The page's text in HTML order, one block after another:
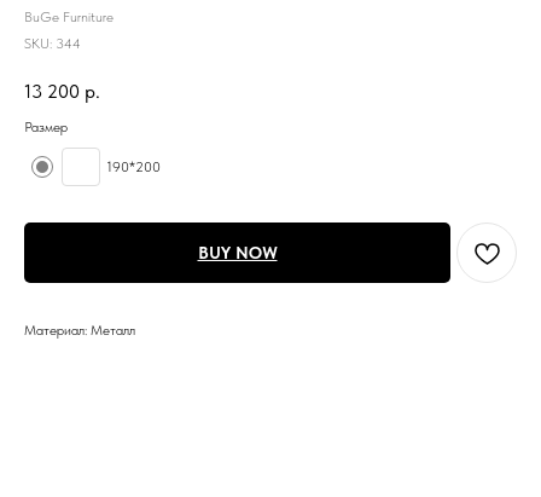
BuGe Furniture
SKU: 344
13 200 р.
Размер
190*200
BUY NOW
Материал: Металл